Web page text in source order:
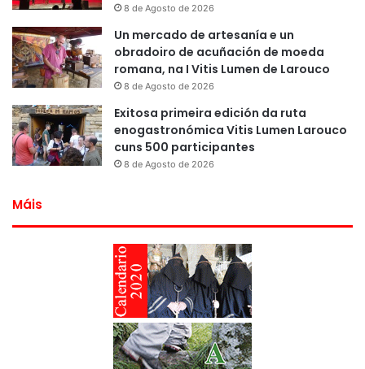
8 de Agosto de 2026
Un mercado de artesanía e un
obradoiro de acuñación de moeda
romana, na I Vitis Lumen de Larouco
8 de Agosto de 2026
Exitosa primeira edición da ruta
enogastronómica Vitis Lumen Larouco
cuns 500 participantes
8 de Agosto de 2026
Máis